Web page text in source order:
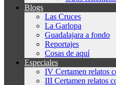
Blogs
Las Cruces
La Garlopa
Guadalajara a fondo
Reportajes
Cosas de aquí
Especiales
IV Certamen relatos
III Certamen relatos